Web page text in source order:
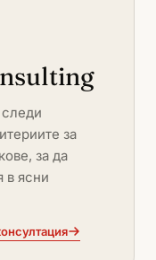
за
за да
в ясни